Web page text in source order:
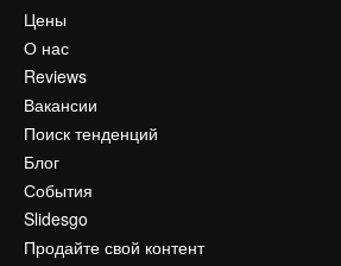
Цены
О нас
Reviews
Вакансии
Поиск тенденций
Блог
События
Slidesgo
Продайте свой контент